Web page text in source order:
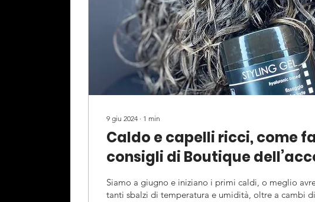
9 giu 2024 ∙ 1 min
Caldo e capelli ricci, come
consigli di Boutique
parrucchieri a Binago,
Siamo a giugno e iniziano i primi caldi, o meglio
tanti sbalzi di temperatura e umidità, oltre a cambi